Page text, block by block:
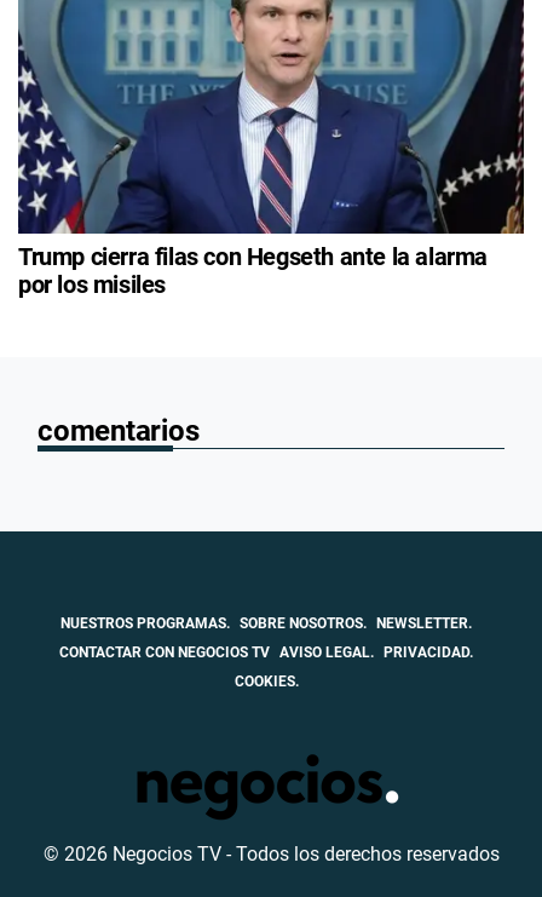
Trump cierra filas con Hegseth ante la alarma
por los misiles
comentarios
NUESTROS PROGRAMAS. SOBRE NOSOTROS.
NEWSLETTER.
CONTACTAR CON NEGOCIOS TV AVISO LEGAL.
PRIVACIDAD.
COOKIES.
© 2026 Negocios TV - Todos los derechos reservados